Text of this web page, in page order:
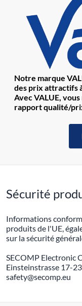
Notre marque
des prix attractifs
Avec VALUE,
rapport qualité/
Sécurité
Informations
produits de l'UE,
sur la sécurité
SECOMP Electronic
Einsteinstrasse 17-
safety@secomp.eu